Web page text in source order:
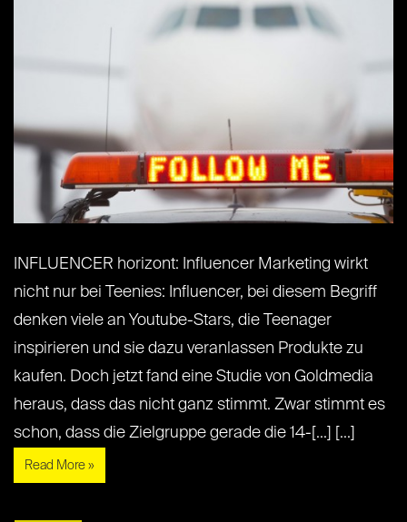
INFLUENCER horizont: Influencer Marketing wirkt
nicht nur bei Teenies: Influencer, bei diesem Begriff
denken viele an Youtube-Stars, die Teenager
inspirieren und sie dazu veranlassen Produkte zu
kaufen. Doch jetzt fand eine Studie von Goldmedia
heraus, dass das nicht ganz stimmt. Zwar stimmt es
schon, dass die Zielgruppe gerade die 14-[...] [...]
Read More »